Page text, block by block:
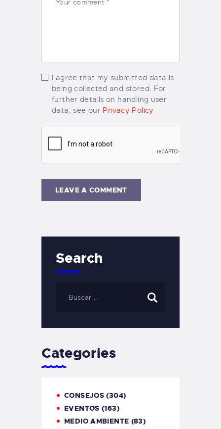
I agree that my submitted data is
being collected and stored. For
further details on handling user
data, see our Privacy Policy
Search
Categories
CONSEJOS (304)
EVENTOS (163)
MEDIO AMBIENTE (83)